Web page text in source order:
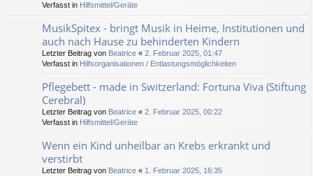
Verfasst in Hilfsmittel/Geräte
MusikSpitex - bringt Musik in Heime, Institutionen und
auch nach Hause zu behinderten Kindern
Letzter Beitrag von Beatrice « 2. Februar 2025, 01:47
Verfasst in Hilfsorganisationen / Entlastungsmöglichkeiten
Pflegebett - made in Switzerland: Fortuna Viva (Stiftung
Cerebral)
Letzter Beitrag von Beatrice « 2. Februar 2025, 00:22
Verfasst in Hilfsmittel/Geräte
Wenn ein Kind unheilbar an Krebs erkrankt und
verstirbt
Letzter Beitrag von Beatrice « 1. Februar 2025, 16:35